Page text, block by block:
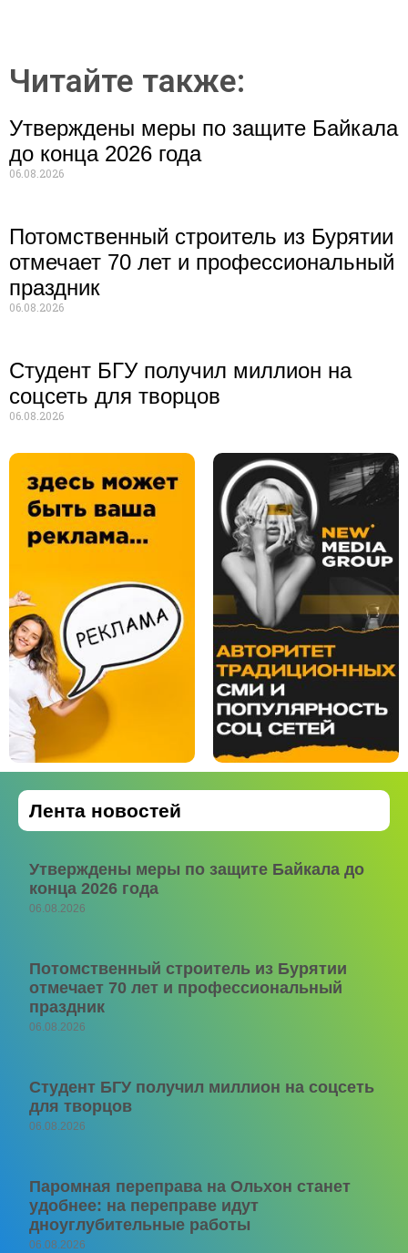
Читайте также:
Утверждены меры по защите Байкала
до конца 2026 года
06.08.2026
Потомственный строитель из Бурятии
отмечает 70 лет и профессиональный
праздник
06.08.2026
Студент БГУ получил миллион на
соцсеть для творцов
06.08.2026
Лента новостей
Утверждены меры по защите Байкала до
конца 2026 года
06.08.2026
Потомственный строитель из Бурятии
отмечает 70 лет и профессиональный
праздник
06.08.2026
Студент БГУ получил миллион на соцсеть
для творцов
06.08.2026
Паромная переправа на Ольхон станет
удобнее: на переправе идут
дноуглубительные работы
06.08.2026